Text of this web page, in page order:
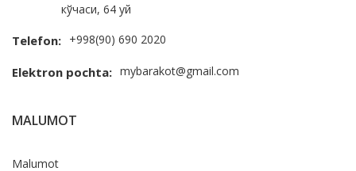
кўчаси, 64 уй
Telefon: +998(90) 690 2020
Elektron pochta: mybarakot@gmail.com
MALUMOT
Malumot